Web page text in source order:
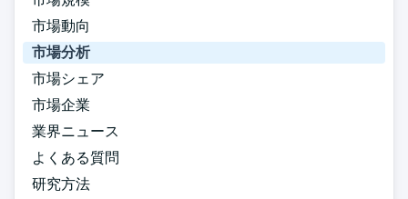
市場動向
市場分析
市場シェア
市場企業
業界ニュース
よくある質問
研究方法